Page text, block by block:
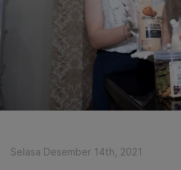
Selasa Desember 14th, 2021